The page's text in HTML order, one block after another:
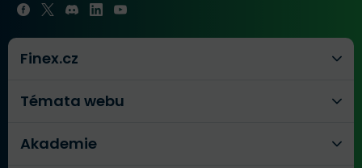
Finex.cz
Témata webu
Akademie